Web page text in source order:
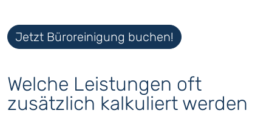
Jetzt Büroreinigung buchen!
Welche Leistungen oft
zusätzlich kalkuliert werden